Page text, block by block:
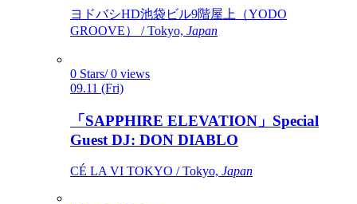
ヨドバシHD池袋ビル9階屋上（YODO
GROOVE） / Tokyo, Japan
0 Stars/ 0 views
09.11 (Fri)
「SAPPHIRE ELEVATION」Special
Guest DJ: DON DIABLO
CÉ LA VI TOKYO / Tokyo, Japan